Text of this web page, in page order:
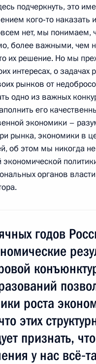
избрания на
избрания на
Киргизии
Меньшову с юбилеем
подчеркнуть, это
кого‑то наказать
нет, мы понимаем,
более важными, чем
их решение. Но мы
интересах, о задачах
рынков от
одно из важных
его
экономики –
рынка, экономики в
об этом мы никогда
органов
годов
роста
этих
признать,
у нас